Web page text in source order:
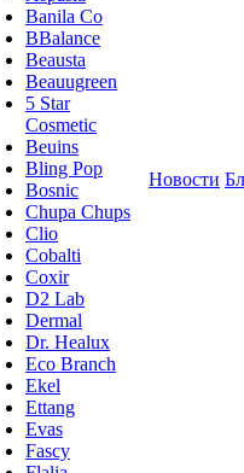
Banila Co
BBalance
Beausta
Beauugreen
5 Star
Cosmetic
Beuins
Bling Pop
Bosnic
Chupa Chups
Clio
Cobalti
Coxir
D2 Lab
Dermal
Dr. Healux
Eco Branch
Ekel
Ettang
Evas
Fascy
Новости